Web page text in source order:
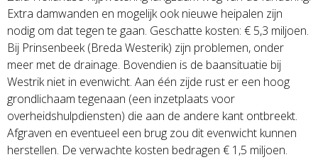
Extra damwanden en mogelijk ook nieuwe heipalen zijn
nodig om dat tegen te gaan. Geschatte kosten: € 5,3 miljoen.
Bij Prinsenbeek (Breda Westerik) zijn problemen, onder
meer met de drainage. Bovendien is de baansituatie bij
Westrik niet in evenwicht. Aan één zijde rust er een hoog
grondlichaam tegenaan (een inzetplaats voor
overheidshulpdiensten) die aan de andere kant ontbreekt.
Afgraven en eventueel een brug zou dit evenwicht kunnen
herstellen. De verwachte kosten bedragen € 1,5 miljoen.